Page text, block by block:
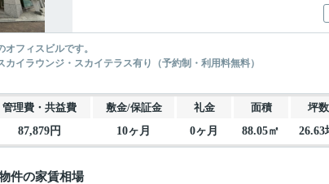
フィスビルです。
カイラウンジ・スカイテラス有り（予約制・利用料無料）
管理費・共益費 敷金/保証金 礼金 面積 坪数
87,879円 10ヶ月 0ヶ月 88.05㎡ 26.63
件の家賃相場